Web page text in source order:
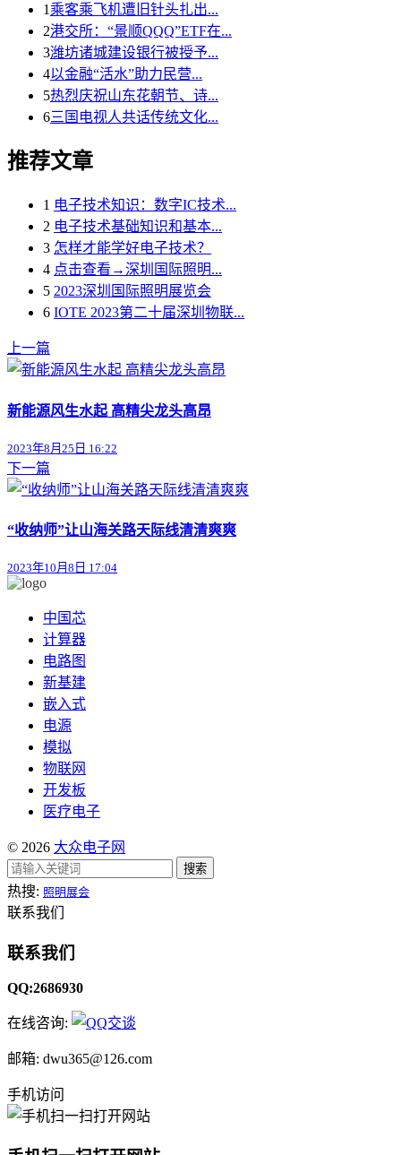
1 乘客乘飞机遭旧针头扎出...
2港交所：“景顺QQQ”ETF在...
3潍坊诸城建设银行被授予...
4以金融“活水”助力民营...
5热烈庆祝山东花朝节、诗...
6三国电视人共话传统文化...
推荐文章
1 电子技术知识：数字IC技术...
2 电子技术基础知识和基本...
3 怎样才能学好电子技术？
4 点击查看→深圳国际照明...
5 2023深圳国际照明展览会
6 IOTE 2023第二十届深圳物联...
上一篇
新能源风生水起 高精尖龙头高昂
2023年8月25日 16:22
下一篇
“收纳师”让山海关路天际线清清爽爽
2023年10月8日 17:04
中国芯
计算器
电路图
新基建
嵌入式
电源
模拟
物联网
开发板
医疗电子
© 2026 大众电子网
搜索
热搜: 照明展会
联系我们
联系我们
QQ:2686930
在线咨询:
邮箱: dwu365@126.com
手机访问